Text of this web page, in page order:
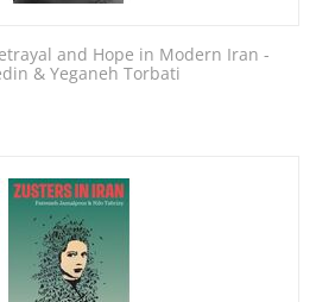
and Hope in Modern Iran -
& Yeganeh Torbati